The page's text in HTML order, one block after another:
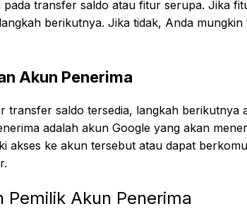
transfer saldo atau fitur serupa. Jika
berikutnya. Jika tidak, Anda mungkin
Akun Penerima
transfer saldo tersedia, langkah berikutnya
adalah akun Google yang akan
akses ke akun tersebut atau dapat
Pemilik Akun Penerima